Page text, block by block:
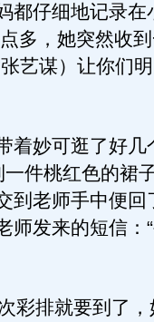
仔细地记录在
多，她突然收
艺谋）让你们
妙可逛了好几
件桃红色的裙
到老师手中便回
师发来的短信：
排就要到了，